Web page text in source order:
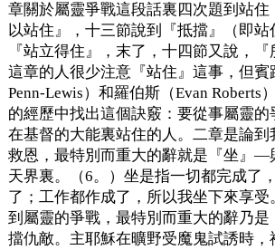
章關於屬靈爭戰這段話裏四次題到站
以站住』，十三節說到『抵擋』（即站
『站立得住』，末了，十四節又說，
這章的人很少注意『站住』這事，但賓
Penn-Lewis）和羅伯斯（Evan Roberts
的經歷中找出這個訣竅：要從事屬靈的
在基督的大能裏站住的人。二章是論到
救恩，最特別而重大的辭就是『坐』—
天界裏。（6。）坐是指一切都完成了
了；工作都作成了，所以我坐下來享受
到屬靈的爭戰，最特別而重大的辭乃
擋仇敵。主耶穌在曠野受魔鬼試誘時，